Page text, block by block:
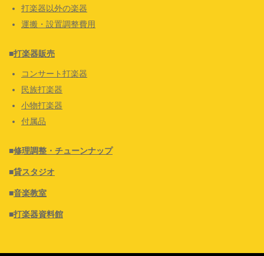
打楽器以外の楽器
運搬・設置調整費用
■打楽器販売
コンサート打楽器
民族打楽器
小物打楽器
付属品
■修理調整・チューンナップ
■貸スタジオ
■音楽教室
■打楽器資料館